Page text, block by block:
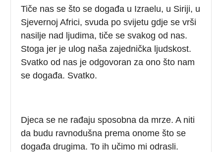
Tiče nas se što se događa u Izraelu, u Siriji, u
Sjevernoj Africi, svuda po svijetu gdje se vrši
nasilje nad ljudima, tiče se svakog od nas.
Stoga jer je ulog naša zajednička ljudskost.
Svatko od nas je odgovoran za ono što nam
se događa. Svatko.
Djeca se ne rađaju sposobna da mrze. A niti
da budu ravnodušna prema onome što se
događa drugima. To ih učimo mi odrasli.